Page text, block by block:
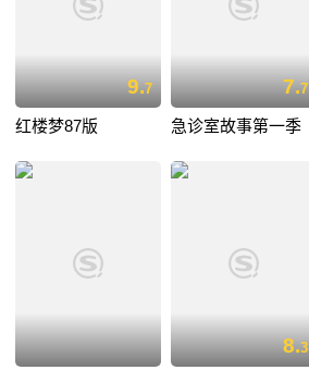
9.7
红楼梦87版
7.7
急诊室故事第一季
8.3